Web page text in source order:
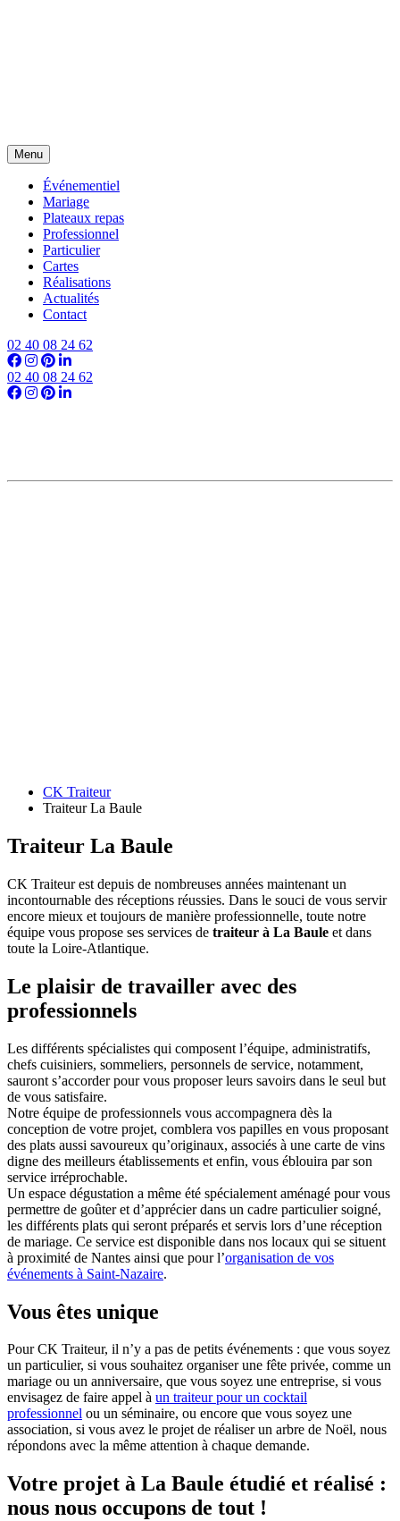
Menu
Événementiel
Mariage
Plateaux repas
Professionnel
Particulier
Cartes
Réalisations
Actualités
Contact
02 40 08 24 62
02 40 08 24 62
CK Traiteur
Traiteur La Baule
Traiteur La Baule
CK Traiteur est depuis de nombreuses années maintenant un
incontournable des réceptions réussies. Dans le souci de vous servir
encore mieux et toujours de manière professionnelle, toute notre
équipe vous propose ses services de traiteur à La Baule et dans
toute la Loire-Atlantique.
Le plaisir de travailler avec des
professionnels
Les différents spécialistes qui composent l’équipe, administratifs,
chefs cuisiniers, sommeliers, personnels de service, notamment,
sauront s’accorder pour vous proposer leurs savoirs dans le seul but
de vous satisfaire.
Notre équipe de professionnels vous accompagnera dès la
conception de votre projet, comblera vos papilles en vous proposant
des plats aussi savoureux qu’originaux, associés à une carte de vins
digne des meilleurs établissements et enfin, vous éblouira par son
service irréprochable.
Un espace dégustation a même été spécialement aménagé pour vous
permettre de goûter et d’apprécier dans un cadre particulier soigné,
les différents plats qui seront préparés et servis lors d’une réception
de mariage. Ce service est disponible dans nos locaux qui se situent
à proximité de Nantes ainsi que pour l’organisation de vos
événements à Saint-Nazaire.
Vous êtes unique
Pour CK Traiteur, il n’y a pas de petits événements : que vous soyez
un particulier, si vous souhaitez organiser une fête privée, comme un
mariage ou un anniversaire, que vous soyez une entreprise, si vous
envisagez de faire appel à un traiteur pour un cocktail
professionnel ou un séminaire, ou encore que vous soyez une
association, si vous avez le projet de réaliser un arbre de Noël, nous
répondons avec la même attention à chaque demande.
Votre projet à La Baule étudié et réalisé :
nous nous occupons de tout !